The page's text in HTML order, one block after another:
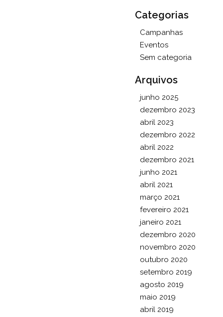
Categorias
Campanhas
Eventos
Sem categoria
Arquivos
junho 2025
dezembro 2023
abril 2023
dezembro 2022
abril 2022
dezembro 2021
junho 2021
abril 2021
março 2021
fevereiro 2021
janeiro 2021
dezembro 2020
novembro 2020
outubro 2020
setembro 2019
agosto 2019
maio 2019
abril 2019